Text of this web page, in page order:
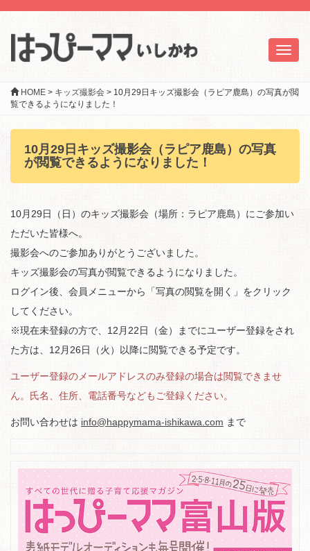
HOME > キッズ撮影会 > 10月29日キッズ撮影会（ラピア鹿島）の写真が閲
覧できるようになりました！
10月29日キッズ撮影会（ラピア鹿島）の写真
が閲覧できるようになりました！
10月29日（日）のキッズ撮影会（場所：ラピア鹿島）にご参加い
ただいた皆様へ。
撮影会へのご参加ありがとうございました。
キッズ撮影会の写真が閲覧できるようになりました。
ログイン後、会員メニューから「写真の閲覧を開く」をクリック
してください。
※現在未登録の方で、12月22日（金）までにユーザー登録をされ
た方は、12月26日（火）以降に閲覧できる予定です。
ユーザー登録のメールアドレスのみ登録の場合は閲覧できませ
ん。氏名、住所、電話番号などもご登録ください。
お問い合わせは info@happymama-ishikawa.com まで